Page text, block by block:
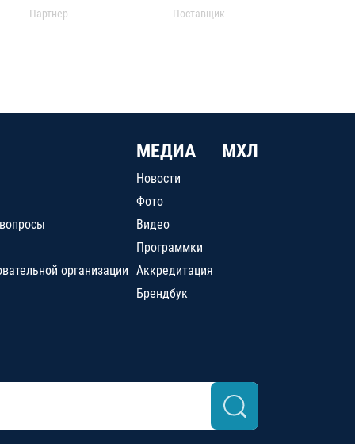
Партнер Поставщик
организации
МЕДИА
Новости
Фото
Видео
Программки
Аккредитация
Брендбук
МХЛ